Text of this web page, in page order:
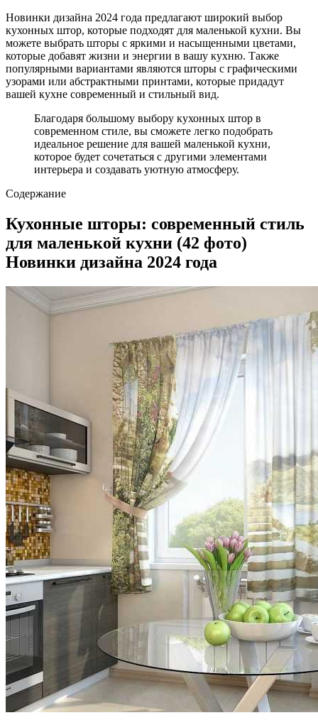
Новинки дизайна 2024 года предлагают широкий выбор
кухонных штор, которые подходят для маленькой кухни. Вы
можете выбрать шторы с яркими и насыщенными цветами,
которые добавят жизни и энергии в вашу кухню. Также
популярными вариантами являются шторы с графическими
узорами или абстрактными принтами, которые придадут
вашей кухне современный и стильный вид.
Благодаря большому выбору кухонных штор в
современном стиле, вы сможете легко подобрать
идеальное решение для вашей маленькой кухни,
которое будет сочетаться с другими элементами
интерьера и создавать уютную атмосферу.
Содержание
Кухонные шторы: современный стиль
для маленькой кухни (42 фото)
Новинки дизайна 2024 года